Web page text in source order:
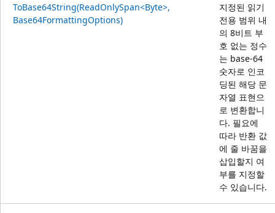
ToBase64String(ReadOnlySpan<Byte>,
Base64FormattingOptions)
지정된 읽기
전용 범위 내
의 8비트 부
호 없는 정수
는 base-64
숫자로 인코
딩된 해당 문
자열 표현으
로 변환합니
다. 필요에
따라 반환 값
에 줄 바꿈을
삽입할지 여
부를 지정할
수 있습니다.